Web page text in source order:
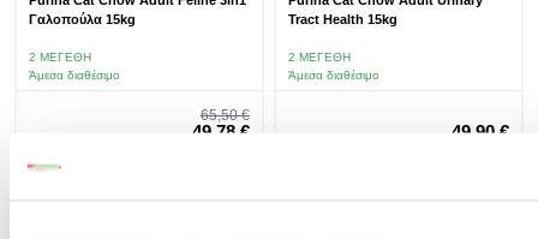
Γαλοπούλα 15kg
2 ΜΕΓΈΘΗ
Άμεσα διαθέσιμο
Special Price
49,78 €
Regular Price
65,50 €
Tract Health 15kg
2 ΜΕΓΈΘΗ
Άμεσα διαθέσιμο
49,90 €